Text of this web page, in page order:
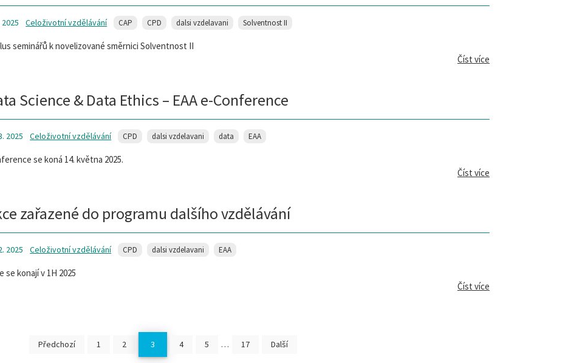
2025 Celoživotní vzdělávání CAP CPD dalsi vzdelavani Solventnost II
seminářů k novelizované směrnici Solventnost II
Číst více
Science & Data Ethics – EAA e-Conference
2025 Celoživotní vzdělávání CPD dalsi vzdelavani data EAA
se koná 14. května 2025.
Číst více
zařazené do programu dalšího vzdělávání
2025 Celoživotní vzdělávání CPD dalsi vzdelavani EAA
se konají v 1H 2025
Číst více
Předchozí 1 2 3 4 5 … 17 Další